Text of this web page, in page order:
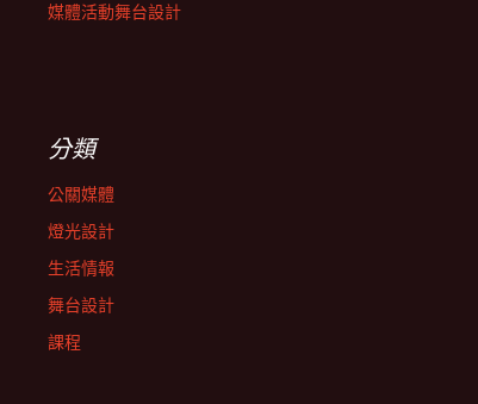
媒體活動舞台設計
分類
公關媒體
燈光設計
生活情報
舞台設計
課程